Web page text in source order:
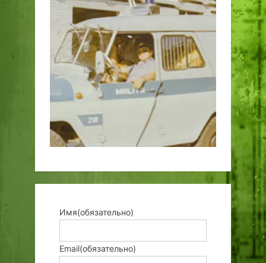
Имя(обязательно)
Email(обязательно)